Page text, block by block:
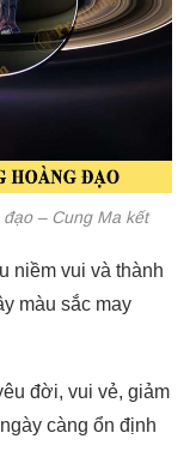
– Cung Ma kết
niềm vui và thành
màu sắc may
đời, vui vẻ, giảm
càng ổn định